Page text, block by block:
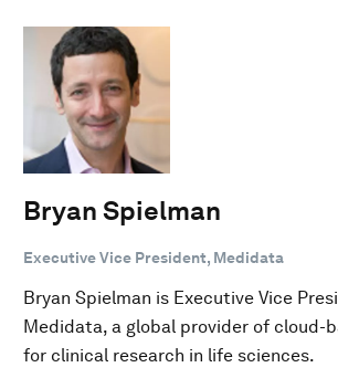
Bryan Spielman
Executive Vice President, Medidata
Bryan Spielman is Executive Vice
Medidata, a global provider of cloud-
for clinical research in life sciences.